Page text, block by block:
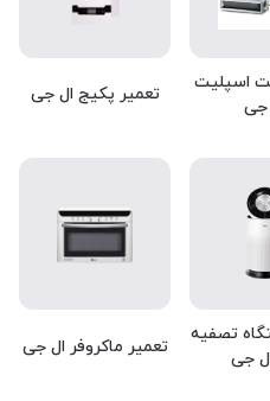
اسپلیت
جی
تعمیر پکیج ال جی
تصفیه
جی
تعمیر ماکروفر ال جی